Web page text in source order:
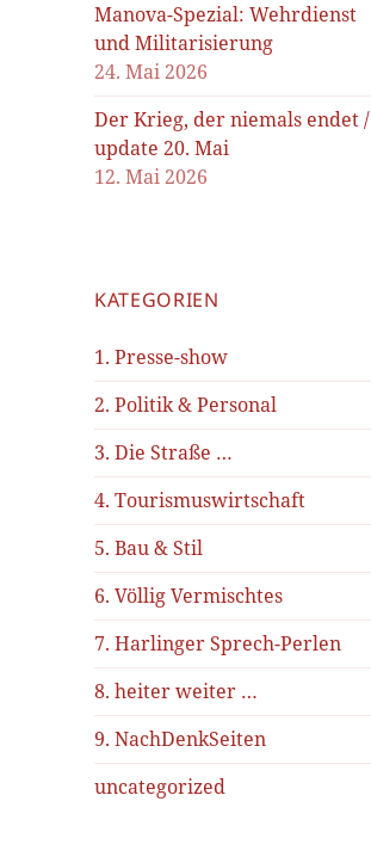
Manova-Spezial: Wehrdienst
und Militarisierung
24. Mai 2026
Der Krieg, der niemals endet /
update 20. Mai
12. Mai 2026
KATEGORIEN
1. Presse-show
2. Politik & Personal
3. Die Straße …
4. Tourismuswirtschaft
5. Bau & Stil
6. Völlig Vermischtes
7. Harlinger Sprech-Perlen
8. heiter weiter …
9. NachDenkSeiten
uncategorized